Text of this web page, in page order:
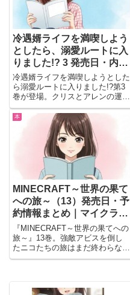
冷遇婿ライフを満喫しよう
としたら、溺愛ルートに入
りました!? 3 発売日・内容
まとめ｜予約情報つき✨
冷遇婿ライフを満喫しようとした
ら溺愛ルートに入りました!?第3
巻が登場。クリスとアレンの運命
が揺らぐ新展開を紹介します。
本
MINECRAFT～世界の果て
への旅～（13）発売日・予
約情報まとめ｜マイクラ世
界を冒険する人気コミック
最新巻
『MINECRAFT～世界の果てへの
旅～』13巻。強敵アビスを倒し
たニコたちの旅はまだ終わらな
い。不気味な森やMODの脅威、